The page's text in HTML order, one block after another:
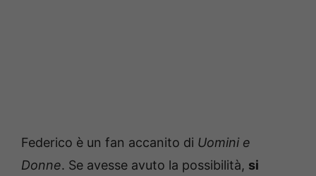
Federico è un fan accanito di Uomini e
Donne. Se avesse avuto la possibilità, si